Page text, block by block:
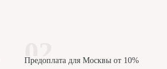
Предоплата для Москвы от 10%